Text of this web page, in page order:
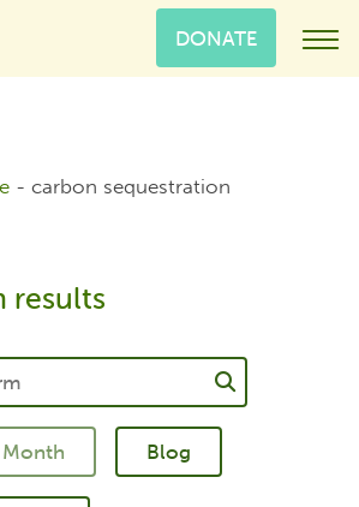
DONATE
- carbon sequestration
results
Blog